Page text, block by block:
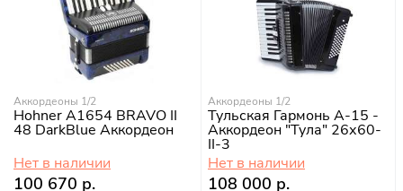
Аккордеоны 1/2
Hohner A1654 BRAVO II
48 DarkBlue Аккордеон
Нет в наличии
100 670 р.
Аккордеоны 1/2
Тульская Гармонь A-15 -
Аккордеон "Тула" 26х60-
II-3
Нет в наличии
108 000 р.